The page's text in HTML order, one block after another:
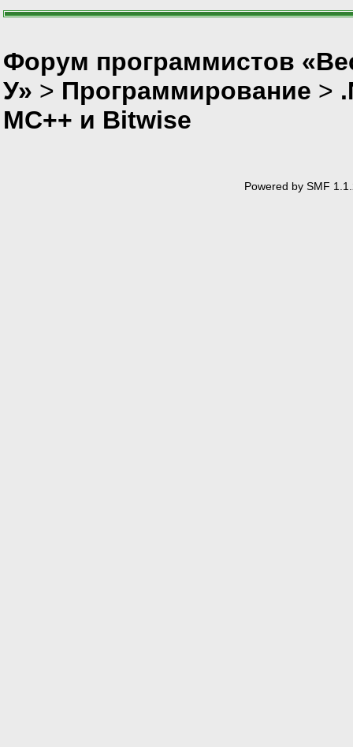
Форум программистов
У» > Программирование >
MC++ и Bitwise
Powered by SMF